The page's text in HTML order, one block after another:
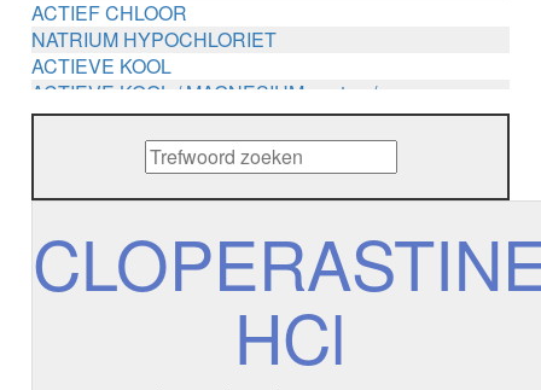
ACTIEF CHLOOR
NATRIUM HYPOCHLORIET
ACTIEVE KOOL
ACTIEVE KOOL / MAGNESIUM zouten /
METHENAMINE
ADALIMUMAB
ADAPALEEN
ADAPALEEN / BENZOYLPEROXIDE
ADENOSINE
AESCINE
AFLIBERCEPT parenteraalHCl